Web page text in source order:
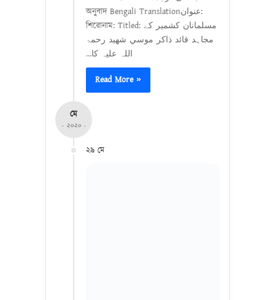
অনুবাদ Bengali Translationعنوان:
শিরোনাম: Titled: ‫مسلمانان کشمير کے
مجاہد قائد ذاکر موسي شھيد رحمۃ
اللہ عليہ کا…
Read More »
মে
- ২০২০ -
২৯ মে